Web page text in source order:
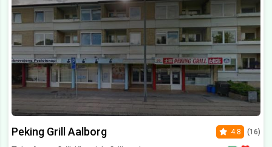
Peking Grill Aalborg 4.8 (16)